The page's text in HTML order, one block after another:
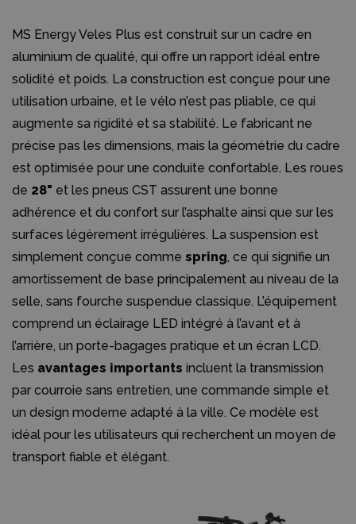
MS Energy Veles Plus est construit sur un cadre en
aluminium de qualité, qui offre un rapport idéal entre
solidité et poids. La construction est conçue pour une
utilisation urbaine, et le vélo n’est pas pliable, ce qui
augmente sa rigidité et sa stabilité. Le fabricant ne
précise pas les dimensions, mais la géométrie du cadre
est optimisée pour une conduite confortable. Les roues
de 28" et les pneus CST assurent une bonne
adhérence et du confort sur l’asphalte ainsi que sur les
surfaces légèrement irrégulières. La suspension est
simplement conçue comme spring, ce qui signifie un
amortissement de base principalement au niveau de la
selle, sans fourche suspendue classique. L’équipement
comprend un éclairage LED intégré à l’avant et à
l’arrière, un porte-bagages pratique et un écran LCD.
Les avantages importants incluent la transmission
par courroie sans entretien, une commande simple et
un design moderne adapté à la ville. Ce modèle est
idéal pour les utilisateurs qui recherchent un moyen de
transport fiable et élégant.